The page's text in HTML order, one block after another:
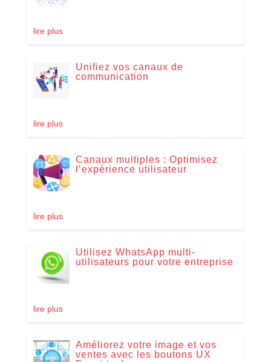
lire plus
Unifiez vos canaux de
communication
lire plus
Canaux multiples : Optimisez
l’expérience utilisateur
lire plus
Utilisez WhatsApp multi-
utilisateurs pour votre entreprise
lire plus
Améliorez votre image et vos
ventes avec les boutons UX